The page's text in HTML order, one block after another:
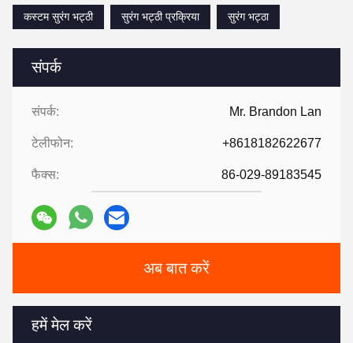
संपर्क
संपर्क: Mr. Brandon Lan
टेलीफोन: +8618182622677
फैक्स: 86-029-89183545
अब बात करें
हमें मेल करें
कस्टम सुरंग भट्ठी
सुरंग भट्ठी प्रक्रिया सुरंग भट्ठा